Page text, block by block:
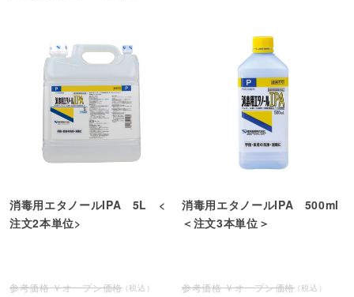
消毒用エタノールIPA 5L <
注文2本単位>
オープン価格
消毒用エタノールIPA 500ml
＜注文3本単位＞
オープン価格